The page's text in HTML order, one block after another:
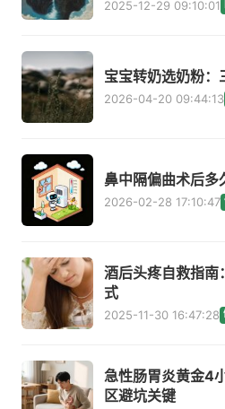
2025-12-29 09:10:01
宝宝转奶选奶粉：
2026-04-20 09:44:13
鼻中隔偏曲术后多
2026-02-28 17:10:47
酒后头疼自救指南
式
2025-11-30 16:47:28
急性肠胃炎黄金4
区避坑关键